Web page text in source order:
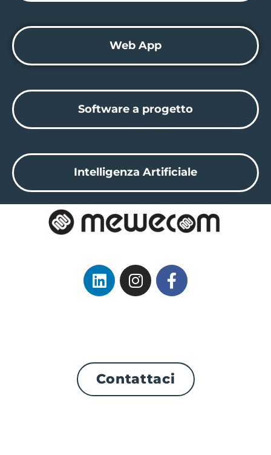
Web App
Software a progetto
Intelligenza Artificiale
Contattaci